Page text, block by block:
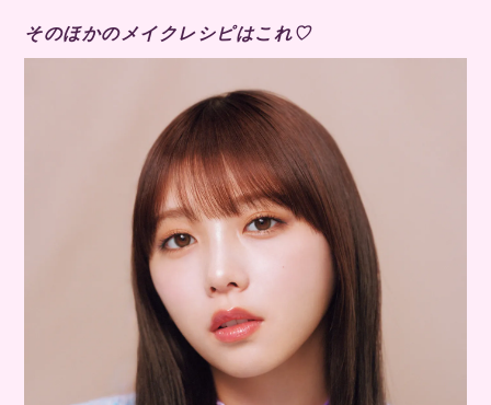
そのほかのメイクレシピはこれ♡